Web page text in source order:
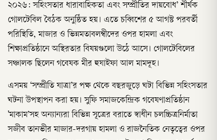
২০২৬: সহিংসতার ধারাবাহিকতা এবং সম্প্রীতির দায়বোধ’ শীর্ষক
গোলটেবিল বৈঠক অনুষ্ঠিত হয়। এতে চব্বিশের ৫ আগস্ট পরবর্তী
পরিস্থিতি, মাজার ও ভিন্নমতাবলম্বীদের ওপর হামলা এবং
শিক্ষাপ্রতিষ্ঠানে অস্থিরতার বিষয়গুলো উঠে আসে। গোলটেবিলের
সঞ্চালক ছিলেন গবেষক মীর হুযাইফা আল মামদূহ।
এসময় ‘সম্প্রীতি যাত্রা’র পক্ষ থেকে বছরজুড়ে ঘটা বিভিন্ন সহিংসতার
ঘটনা উপস্থাপন করা হয়। সুফি সমাজকেন্দ্রিক গবেষণাপ্রতিষ্ঠান
'মাকাম’সহ অন্যান্যরা বিভিন্ন সূত্রের বরাতে স্বাধীন চলচ্চিত্রনির্মাতা
সজীব তানভীর মাজার-দরগায় হামলা ও রাজনৈতিক নেতৃত্বের ওপর